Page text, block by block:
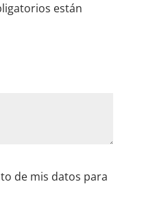
están
de mis datos para